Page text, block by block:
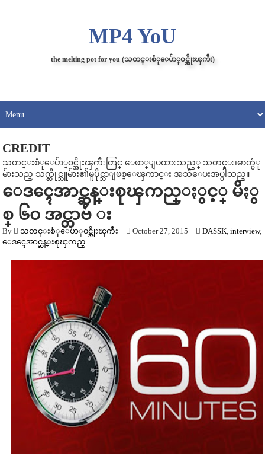
MP4 YoU
the melting pot for you (သတင္းစံုေပ်ာ္၀င္အိုးၾကီး)
CREDIT
သတင္းစံုေပ်ာ္၀င္အိုးၾကီးတြင္ ေဖာ္ျပထားသည့္ သတင္း၊ဓာတ္ပံု
မ်ားသည္ သက္ဆိုင္သူမ်ား၏မူပိုင္သာျဖစ္ေၾကာင္း အသိေပးအပ္ပါသည္။
ေဒၚေအာင္ဆန္းစုၾကည္ႏွင့္ မိႏွ
စ္ ၆၀ အင္တာဗ်ဴ း
By သတင္းစံုေပ်ာ္၀င္အိုးၾကီး October 27, 2015 DASSK,interview,
ေဒၚေအာင္ဆန္းစုၾကည္